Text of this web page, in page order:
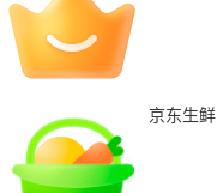
京东生鲜